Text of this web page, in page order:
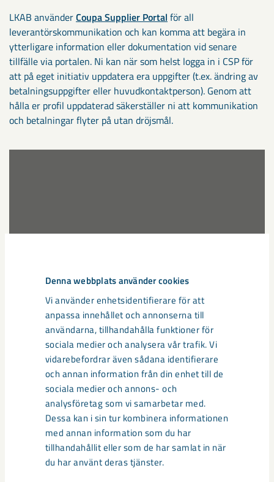
Denna webbplats använder cookies
Vi använder enhetsidentifierare för att
anpassa innehållet och annonserna till
användarna, tillhandahålla funktioner för
sociala medier och analysera vår trafik. Vi
vidarebefordrar även sådana identifierare
och annan information från din enhet till de
sociala medier och annons- och
analysföretag som vi samarbetar med.
Dessa kan i sin tur kombinera informationen
med annan information som du har
tillhandahållit eller som de har samlat in när
du har använt deras tjänster.
LKAB använderCoupa Supplier Portal för all
leverantörskommunikation och kan komma att begära in
ytterligare information eller dokumentation vid senare
tillfälle via portalen. Ni kan när som helst logga in i CSP för
att på eget initiativ uppdatera era uppgifter (t.ex. ändring av
betalningsuppgifter eller huvudkontaktperson). Genom att
hålla er profil uppdaterad säkerställer ni att kommunikation
och betalningar flyter på utan dröjsmål.
Hur du ansöker om att
Vanliga frågor om att bli
leverantör